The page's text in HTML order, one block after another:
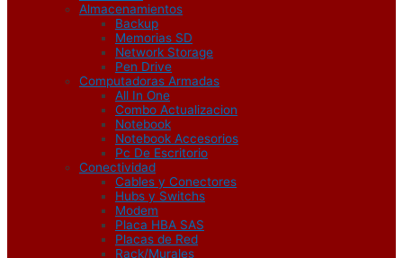
Almacenamientos
Backup
Memorias SD
Network Storage
Pen Drive
Computadoras Armadas
All In One
Combo Actualizacion
Notebook
Notebook Accesorios
Pc De Escritorio
Conectividad
Cables y Conectores
Hubs y Switchs
Modem
Placa HBA SAS
Placas de Red
Rack/Murales